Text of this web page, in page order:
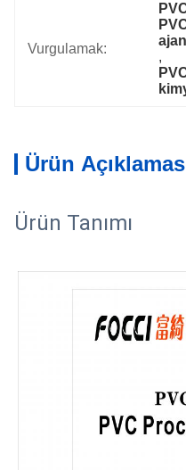
Vurgulamak:
Ürün
Ürün Tanımı